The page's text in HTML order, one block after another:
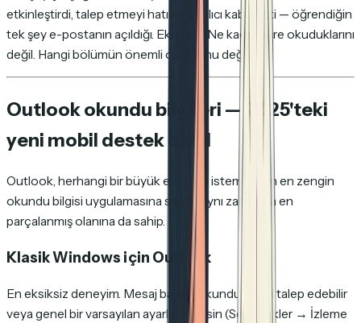
etkinleştirdi, talep etmeyi hatırladın, alıcı kabul etti — öğrendiğin
tek şey e-postanın açıldığı. Eki değil. Ne kadar süre okuduklarını
değil. Hangi bölümün önemli olduğunu değil.
Outlook okundu bilgileri — 2025'teki
yeni mobil destek dahil
Outlook, herhangi bir büyük e-posta istemcisinin en zengin
okundu bilgisi uygulamasına sahip. Aynı zamanda en
parçalanmış olanına da sahip.
Klasik Windows için Outlook
En eksiksiz deneyim. Mesaj başına okundu bilgisi talep edebilir
veya genel bir varsayılan ayarlayabilirsin (Seçenekler → İzleme